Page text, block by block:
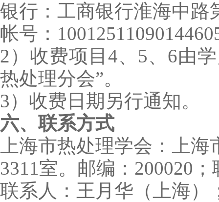
银行：工商银行淮海中路
帐号：
2）收费项目4、5、6由
热处理分会”。
3）收费日期另行通知。
六、联系方式
上海市热处理学会：上
3311室。邮编：200020
联系人：王月华（上海）